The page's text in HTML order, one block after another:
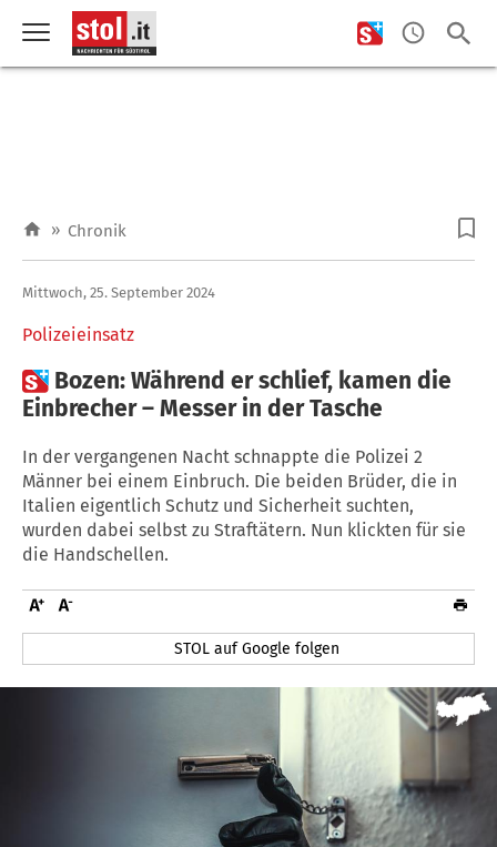
» Chronik
Polizeieinsatz
Mittwoch, 25. September 2024
 Bozen: Während er schlief, kamen die
Einbrecher – Messer in der Tasche
In der vergangenen Nacht schnappte die Polizei 2
Männer bei einem Einbruch. Die beiden Brüder, die in
Italien eigentlich Schutz und Sicherheit suchten,
wurden dabei selbst zu Straftätern. Nun klickten für sie
die Handschellen.
STOL auf Google folgen